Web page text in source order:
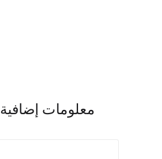
معلومات إضافية